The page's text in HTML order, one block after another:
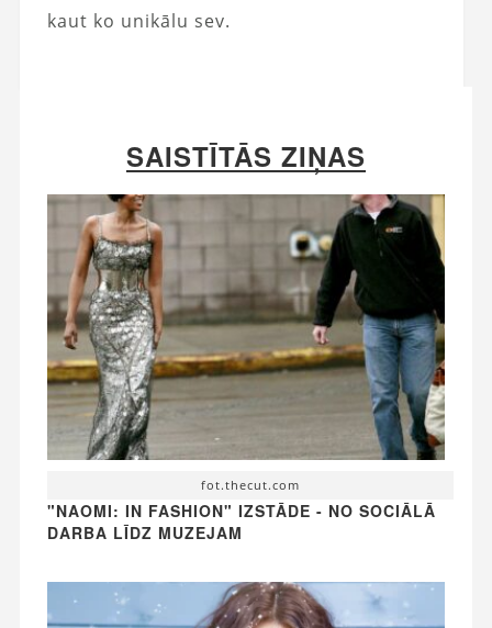
kaut ko unikālu sev.
SAISTĪTĀS ZIŅAS
fot.thecut.com
"NAOMI: IN FASHION" IZSTĀDE - NO SOCIĀLĀ
DARBA LĪDZ MUZEJAM